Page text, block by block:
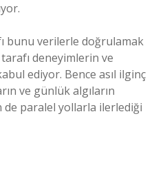
bunu verilerle doğrulamak
deneyimlerin ve
ediyor. Bence asıl ilginç
ve günlük algıların
paralel yollarla ilerlediği